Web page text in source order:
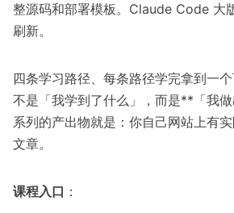
整源码和部署模板。Claude Code 大
刷新。
四条学习路径、每条路径学完拿到一
不是「我学到了什么」，而是**「我
系列的产出物就是：你自己网站上有
文章。
课程入口 ：